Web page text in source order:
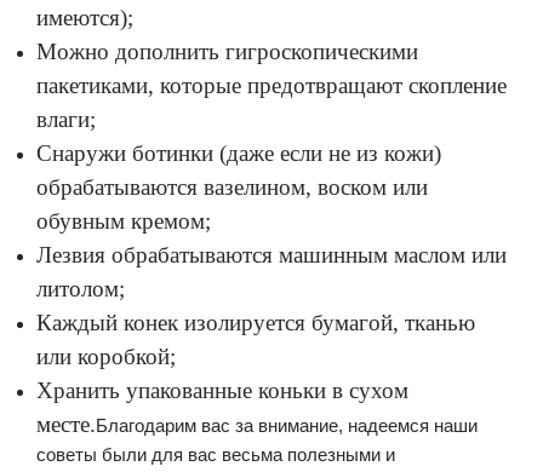
имеются);
Можно дополнить гигроскопическими
пакетиками, которые предотвращают скопление
влаги;
Снаружи ботинки (даже если не из кожи)
обрабатываются вазелином, воском или
обувным кремом;
Лезвия обрабатываются машинным маслом или
литолом;
Каждый конек изолируется бумагой, тканью
или коробкой;
Хранить упакованные коньки в сухом
месте.Благодарим вас за внимание, надеемся наши
советы были для вас весьма полезными и